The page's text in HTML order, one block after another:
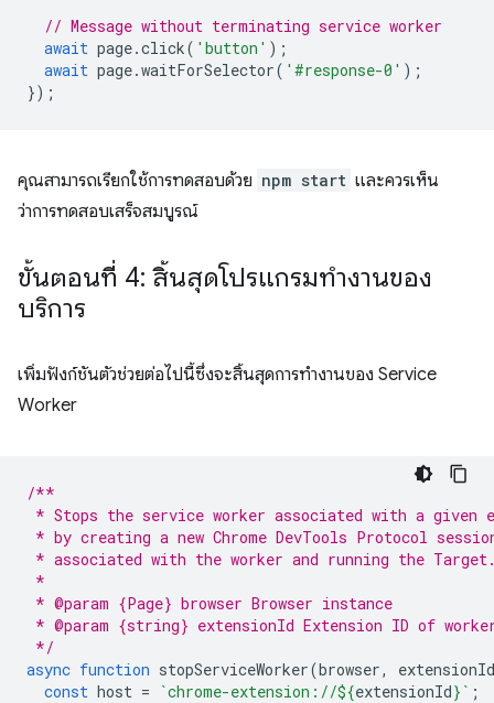
// Message without terminating service worker
await page.click( 'button' );
await page.waitForSelector( '#response-0' );
});
คุณสามารถเรียกใช้การทดสอบด้วย npm start และควรเห็น
ว่าการทดสอบเสร็จสมบูรณ์
ขั้นตอนที่ 4: สิ้นสุดโปรแกรมทำงานของ
บริการ
เพิ่มฟังก์ชันตัวช่วยต่อไปนี้ซึ่งจะสิ้นสุดการทำงานของ Service
Worker
/**
* Stops the service worker associated with a given
* by creating a new Chrome DevTools Protocol
* associated with the worker and running the
*
* @param {Page} browser Browser instance
* @param {string} extensionId Extension ID of
*/
async function stopServiceWorker(browser,
extensionId
const host = `chrome-extension://${extensionId} ` ;